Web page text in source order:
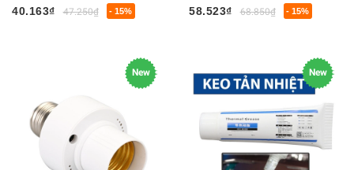
Robot Đối Thoại OLED 0.96
40.163₫ 47.250₫ - 15%
Trắng E27 Công Suất 100W
58.523₫ 68.850₫ - 15%
New New